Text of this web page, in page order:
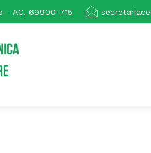
- AC, 69900-715